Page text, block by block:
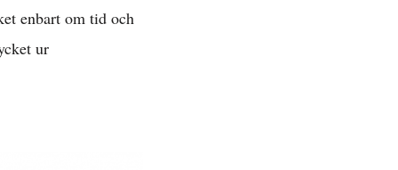
enbart om tid och
ur